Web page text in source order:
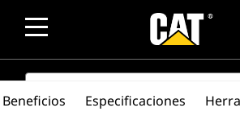
SEARCH
Beneficios Especificaciones